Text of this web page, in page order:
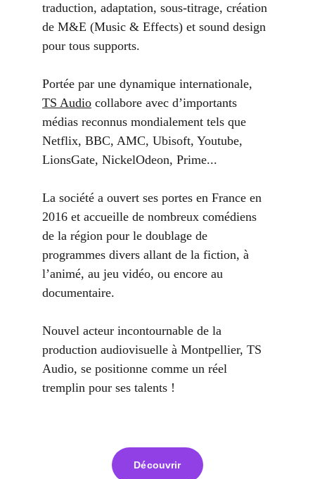
traduction, adaptation, sous-titrage, création
de M&E (Music & Effects) et sound design
pour tous supports.
Portée par une dynamique internationale,
TS Audio collabore avec d’importants
médias reconnus mondialement tels que
Netflix, BBC, AMC, Ubisoft, Youtube,
LionsGate, NickelOdeon, Prime...
La société a ouvert ses portes en France en
2016 et accueille de nombreux comédiens
de la région pour le doublage de
programmes divers allant de la fiction, à
l’animé, au jeu vidéo, ou encore au
documentaire.
Nouvel acteur incontournable de la
production audiovisuelle à Montpellier, TS
Audio, se positionne comme un réel
tremplin pour ses talents !
Découvrir